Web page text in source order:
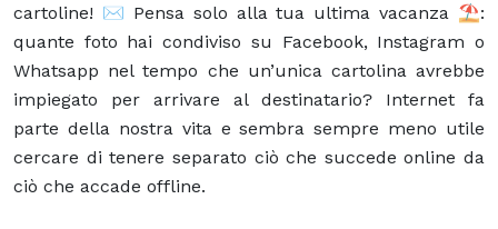
cartoline! ✉️ Pensa solo alla tua ultima vacanza ⛱️:
quante foto hai condiviso su Facebook, Instagram o
Whatsapp nel tempo che un’unica cartolina avrebbe
impiegato per arrivare al destinatario? Internet fa
parte della nostra vita e sembra sempre meno utile
cercare di tenere separato ciò che succede online da
ciò che accade offline.